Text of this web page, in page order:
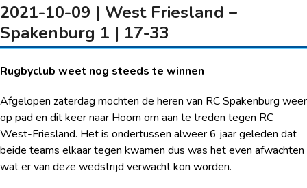
2021-10-09 | West Friesland –
Spakenburg 1 | 17-33
Rugbyclub weet nog steeds te winnen
Afgelopen zaterdag mochten de heren van RC Spakenburg weer
op pad en dit keer naar Hoorn om aan te treden tegen RC
West-Friesland. Het is ondertussen alweer 6 jaar geleden dat
beide teams elkaar tegen kwamen dus was het even afwachten
wat er van deze wedstrijd verwacht kon worden.